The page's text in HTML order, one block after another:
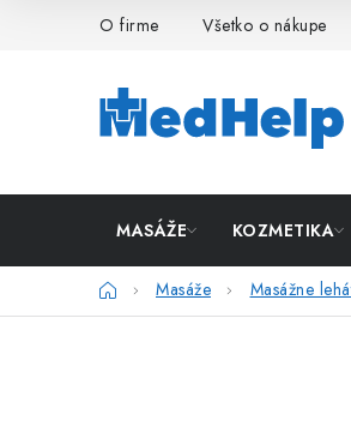
O firme Všetko o nákupe
MASÁŽE KOZMETIKA
DomovMasáže Masážne